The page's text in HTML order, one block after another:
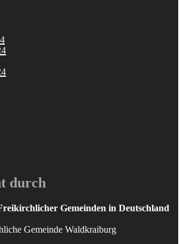
durch
Gemeinden in Deutschland
Gemeinde Waldkraiburg